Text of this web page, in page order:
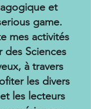
et
game.
mes activités
des Sciences
à travers
les divers
les lecteurs